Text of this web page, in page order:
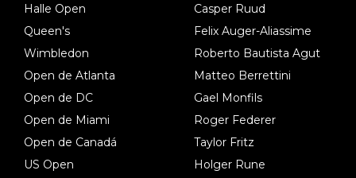
Halle Open
Queen's
Wimbledon
Open de Atlanta
Open de DC
Open de Miami
Open de Canadá
US Open
Casper Ruud
Felix Auger-Aliassime
Roberto Bautista Agut
Matteo Berrettini
Gael Monfils
Roger Federer
Taylor Fritz
Holger Rune